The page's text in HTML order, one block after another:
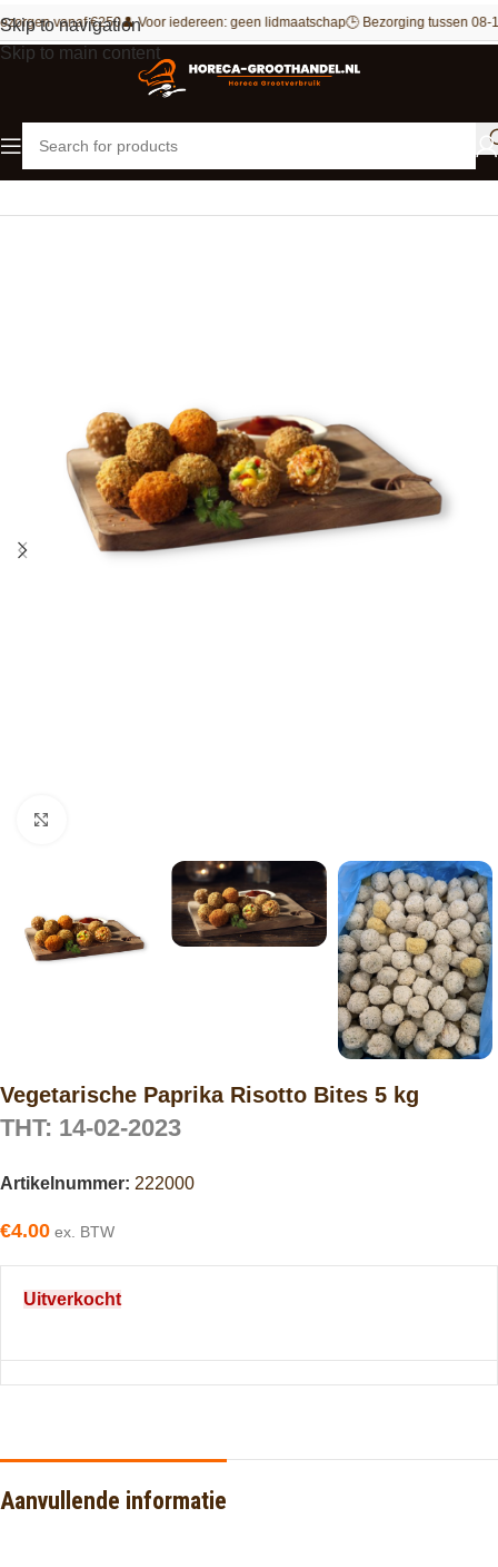
Skip to navigation
Skip to main content
vanaf €250👤 Voor iedereen: geen lidmaatschap🕒 Bezorging tussen 08-
Home Snacks Vegetarische snacks
Vegetarische Paprika Risotto Bites 5 kg
THT: 14-02-2023
Artikelnummer: 222000
€4.00 ex. BTW
Uitverkocht
Aanvullende informatie